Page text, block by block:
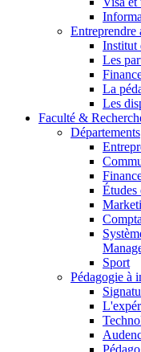
Entreprendre
Institut
Les
La
Les
Faculté &
Départements
Études
Sport
Pédagogie à